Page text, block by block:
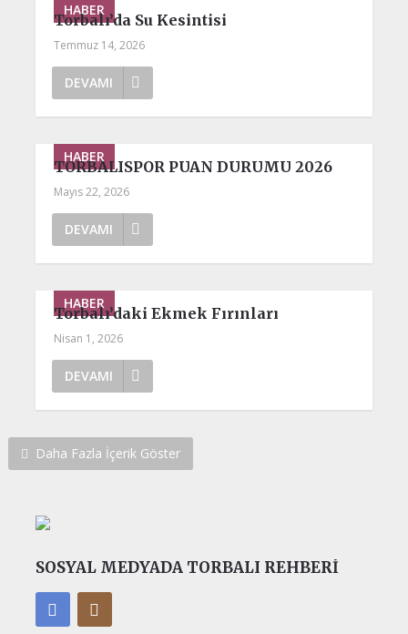
HABER
Torbalı’da Su Kesintisi
Temmuz 14, 2026
DEVAMI
HABER
TORBALISPOR PUAN DURUMU 2026
Mayıs 22, 2026
DEVAMI
HABER
Torbalı’daki Ekmek Fırınları
Nisan 1, 2026
DEVAMI
Daha Fazla İçerik Göster
SOSYAL MEDYADA TORBALI REHBERI